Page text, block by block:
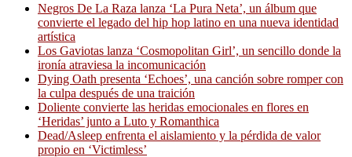
Negros De La Raza lanza ‘La Pura Neta’, un álbum que
convierte el legado del hip hop latino en una nueva identidad
artística
Los Gaviotas lanza ‘Cosmopolitan Girl’, un sencillo donde la
ironía atraviesa la incomunicación
Dying Oath presenta ‘Echoes’, una canción sobre romper con
la culpa después de una traición
Doliente convierte las heridas emocionales en flores en
‘Heridas’ junto a Luto y Romanthica
Dead/Asleep enfrenta el aislamiento y la pérdida de valor
propio en ‘Victimless’